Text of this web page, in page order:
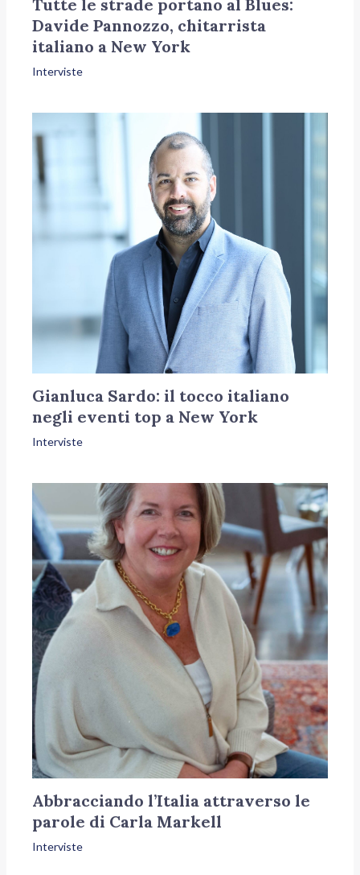
Tutte le strade portano al Blues:
Davide Pannozzo, chitarrista
italiano a New York
Interviste
Gianluca Sardo: il tocco italiano
negli eventi top a New York
Interviste
Abbracciando l’Italia attraverso le
parole di Carla Markell
Interviste